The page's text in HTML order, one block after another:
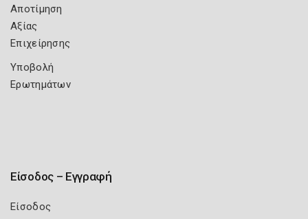
Αποτίμηση
Αξίας
Επιχείρησης
Υποβολή
Ερωτημάτων
Είσοδος – Εγγραφή
Είσοδος